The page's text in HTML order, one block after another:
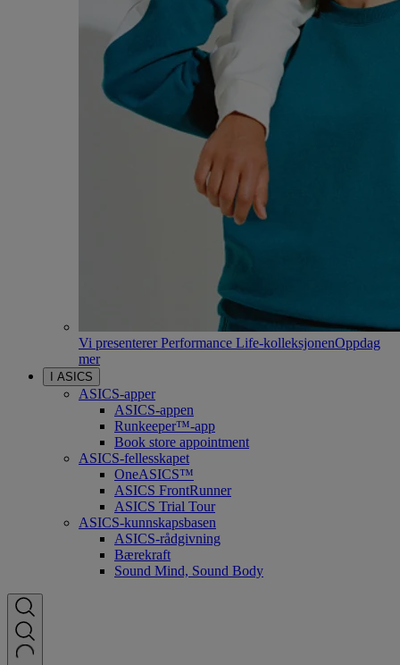
Vi presenterer Performance Life-kolleksjonenOppdag
mer
I ASICS
ASICS-apper
ASICS-appen
Runkeeper™-app
Book store appointment
ASICS-fellesskapet
OneASICS™
ASICS FrontRunner
ASICS Trial Tour
ASICS-kunnskapsbasen
ASICS-rådgivning
Bærekraft
Sound Mind, Sound Body